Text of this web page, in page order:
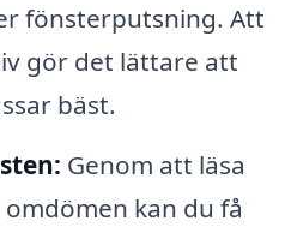
fönsterputsning. Att
gör det lättare att
bäst.
Genom att läsa
kan du få